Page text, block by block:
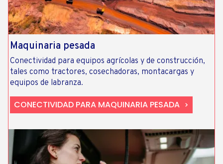
Maquinaria pesada
Conectividad para equipos agrícolas y de construcción,
tales como tractores, cosechadoras, montacargas y
equipos de labranza.
CONECTIVIDAD PARA MAQUINARIA PESADA